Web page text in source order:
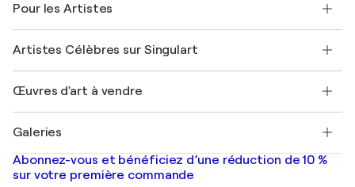
Offrir une carte cadeau
Rejoignez notre programme commercial
Mon compte
+33 1 76 44 06 42
FAQ
Magazine Singulart
Emplois
Découvrez une sélection d'art original
Pour les Artistes
Se connecter en tant qu'Artiste
Artistes Célèbres sur Singulart
Marc Chagall
Banksy
Mr. Brainwash
Shepard Fairey
Œuvres d'art à vendre
Tableaux abstraits à vendre
Peintures de paysage
Estampes
Galeries
Galeries d'art en France
Galeries d'art en Belgique
Abonnez-vous et bénéficiez d’une réduction de 10 %
sur votre première commande